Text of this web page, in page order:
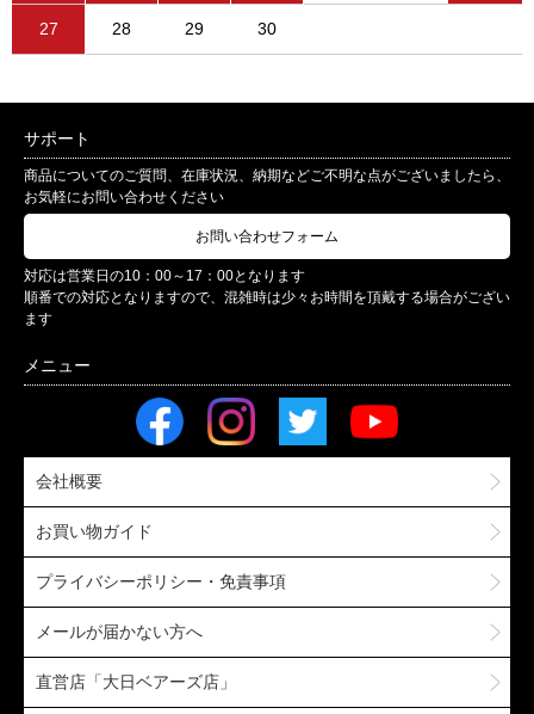
27 28 29 30
サポート
商品についてのご質問、在庫状況、納期などご不明な点がございましたら、
お気軽にお問い合わせください
お問い合わせフォーム
対応は営業日の10：00～17：00となります
順番での対応となりますので、混雑時は少々お時間を頂戴する場合がござい
ます
会社概要
お買い物ガイド
プライバシーポリシー・免責事項
メールが届かない方へ
直営店「大日ベアーズ店」